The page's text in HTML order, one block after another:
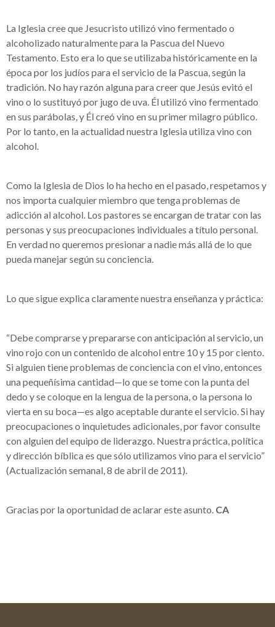
La Iglesia cree que Jesucristo utilizó vino fermentado o
alcoholizado naturalmente para la Pascua del Nuevo
Testamento. Esto era lo que se utilizaba históricamente en la
época por los judíos para el servicio de la Pascua, según la
tradición. No hay razón alguna para creer que Jesús evitó el
vino o lo sustituyó por jugo de uva. Él utilizó vino fermentado
en sus parábolas, y Él creó vino en su primer milagro público.
Por lo tanto, en la actualidad nuestra Iglesia utiliza vino con
alcohol.
Como la Iglesia de Dios lo ha hecho en el pasado, respetamos y
nos importa cualquier miembro que tenga problemas de
adicción al alcohol. Los pastores se encargan de tratar con las
personas y sus preocupaciones individuales a título personal.
En verdad no queremos presionar a nadie más allá de lo que
pueda manejar según su conciencia.
Lo que sigue explica claramente nuestra enseñanza y práctica:
“Debe comprarse y prepararse con anticipación al servicio, un
vino rojo con un contenido de alcohol entre 10 y 15 por ciento.
Si alguien tiene problemas de conciencia con el vino, entonces
una pequeñísima cantidad—lo que se tome con la punta del
dedo y se coloque en la lengua de la persona, o la persona lo
vierta en su boca—es algo aceptable durante el servicio. Si hay
preocupaciones o inquietudes adicionales, por favor consulte
con alguien del equipo de liderazgo. Nuestra práctica, política
y dirección bíblica es que sólo utilizamos vino para el servicio”
(Actualización semanal,8 de abril de 2011).
Gracias por la oportunidad de aclarar este asunto. CA